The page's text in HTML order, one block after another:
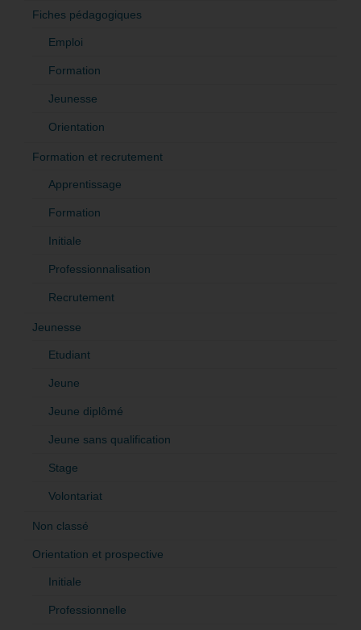
Fiches pédagogiques
Emploi
Formation
Jeunesse
Orientation
Formation et recrutement
Apprentissage
Formation
Initiale
Professionnalisation
Recrutement
Jeunesse
Etudiant
Jeune
Jeune diplômé
Jeune sans qualification
Stage
Volontariat
Non classé
Orientation et prospective
Initiale
Professionnelle